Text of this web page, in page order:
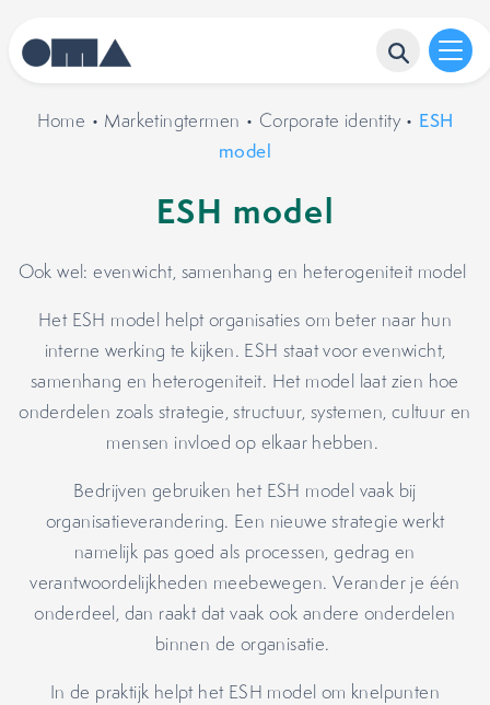
Home • Marketingtermen • Corporate identity• ESH
model
ESH model
Ook wel: evenwicht, samenhang en heterogeniteit model
Het ESH model helpt organisaties om beter naar hun
interne werking te kijken. ESH staat voor evenwicht,
samenhang en heterogeniteit. Het model laat zien hoe
onderdelen zoals strategie, structuur, systemen, cultuur en
mensen invloed op elkaar hebben.
Bedrijven gebruiken het ESH model vaak bij
organisatieverandering. Een nieuwe strategie werkt
namelijk pas goed als processen, gedrag en
verantwoordelijkheden meebewegen. Verander je één
onderdeel, dan raakt dat vaak ook andere onderdelen
binnen de organisatie.
In de praktijk helpt het ESH model om knelpunten